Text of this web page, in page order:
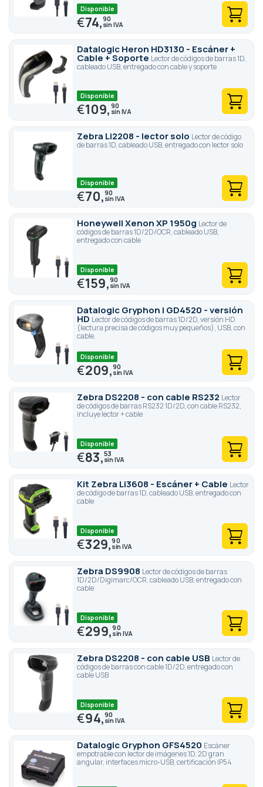
Disponible
€74,90
Datalogic Heron HD3130 - Escáner +
Cable + Soporte Lector de códigos de barras 1D,
cableado USB, entregado con cable y soporte
Disponible
€109,90
Zebra Li2208 - lector solo Lector de código
de barras 1D, cableado USB, entregado con lector solo
Disponible
€70,90
Honeywell Xenon XP 1950g Lector de
códigos de barras 1D/2D/OCR, cableado USB,
entregado con cable
Disponible
€159,90
Datalogic Gryphon I GD4520 - versión
HD Lector de códigos de barras 1D/2D, versión HD
(lectura precisa de códigos muy pequeños), USB, con
cable.
Disponible
€209,90
Zebra DS2208 - con cable RS232 Lector
de códigos de barras RS232 1D/2D, con cable RS232,
incluye lector + cable
Disponible
€83,53
Kit Zebra Li3608 - Escáner + Cable Lector
de código de barras 1D, cableado USB, entregado con
cable
Disponible
€329,90
Zebra DS9908 Lector de códigos de barras
1D/2D/Digimarc/OCR, cableado USB, entregado con
cable
Disponible
€299,90
Zebra DS2208 - con cable USB Lector de
códigos de barras con cable 1D/2D, entregado con
cable USB
Disponible
€94,90
Datalogic Gryphon GFS4520 Escáner
empotrable con lector de imágenes 1D, 2D gran
angular, interfaces micro-USB, certificación IP54